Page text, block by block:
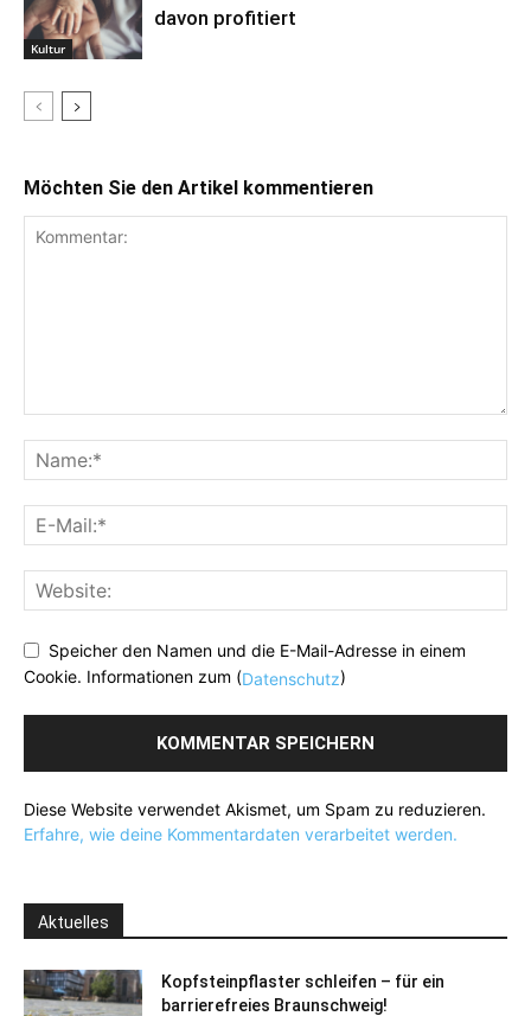
Kultur
davon profitiert
Möchten Sie den Artikel kommentieren
Speicher den Namen und die E-Mail-Adresse in einem
Cookie. Informationen zum (Datenschutz)
Diese Website verwendet Akismet, um Spam zu reduzieren.
Erfahre, wie deine Kommentardaten verarbeitet werden.
Aktuelles
Kopfsteinpflaster schleifen – für ein
barrierefreies Braunschweig!